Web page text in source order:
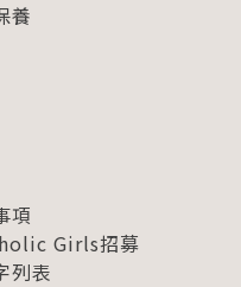
養
項
Girls招募
列表